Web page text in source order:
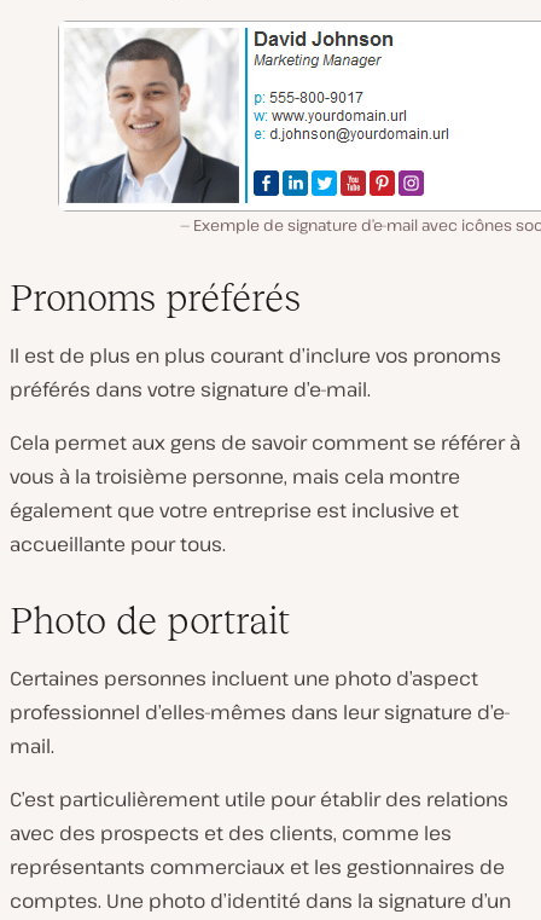
Exemple de signature d’e-mail avec icônes
Pronoms préférés
Il est de plus en plus courant d’inclure vos pronoms
préférés dans votre signature d’e-mail.
Cela permet aux gens de savoir comment se référer à
vous à la troisième personne, mais cela montre
également que votre entreprise est inclusive et
accueillante pour tous.
Photo de portrait
Certaines personnes incluent une photo d’aspect
professionnel d’elles-mêmes dans leur signature d’e-
mail.
C’est particulièrement utile pour établir des relations
avec des prospects et des clients, comme les
représentants commerciaux et les gestionnaires de
comptes. Une photo d’identité dans la signature d’un